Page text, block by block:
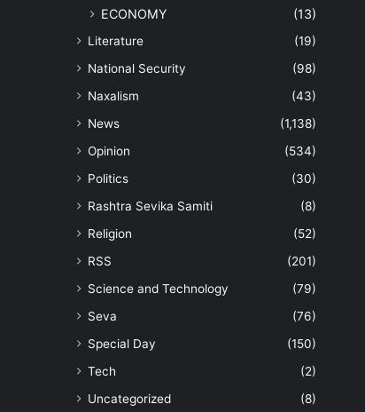
ECONOMY (13)
Literature
(19)
National Security
(98)
Naxalism
(43)
News
(1,138)
Opinion
(534)
Politics
(30)
Rashtra Sevika Samiti
(8)
Religion
(52)
RSS
(201)
Science and Technology
(79)
Seva
(76)
Special Day
(150)
Tech
(2)
Uncategorized
(8)